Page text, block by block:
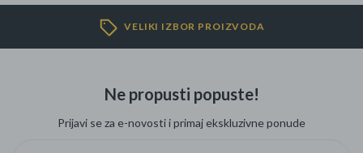
VELIKI IZBOR PROIZVODA
Ne propusti popuste!
Prijavi se za e-novosti i primaj ekskluzivne ponude